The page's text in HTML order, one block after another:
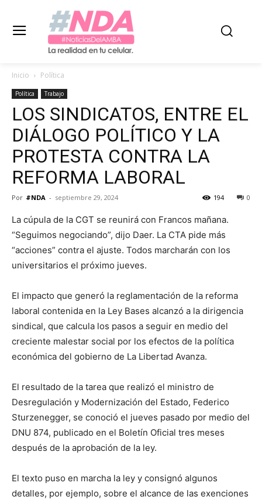
Inicio Política
Política Trabajo
LOS SINDICATOS, ENTRE EL
DIÁLOGO POLÍTICO Y LA
PROTESTA CONTRA LA
REFORMA LABORAL
Por #NDA - septiembre 29, 2024 0
194
La cúpula de la CGT se reunirá con Francos mañana.
“Seguimos negociando”, dijo Daer. La CTA pide más
“acciones” contra el ajuste. Todos marcharán con los
universitarios el próximo jueves.
El impacto que generó la reglamentación de la reforma
laboral contenida en la Ley Bases alcanzó a la dirigencia
sindical, que calcula los pasos a seguir en medio del
creciente malestar social por los efectos de la política
económica del gobierno de La Libertad Avanza.
El resultado de la tarea que realizó el ministro de
Desregulación y Modernización del Estado, Federico
Sturzenegger, se conoció el jueves pasado por medio del
DNU 874, publicado en el Boletín Oficial tres meses
después de la aprobación de la ley.
El texto puso en marcha la ley y consignó algunos
detalles, por ejemplo, sobre el alcance de las exenciones